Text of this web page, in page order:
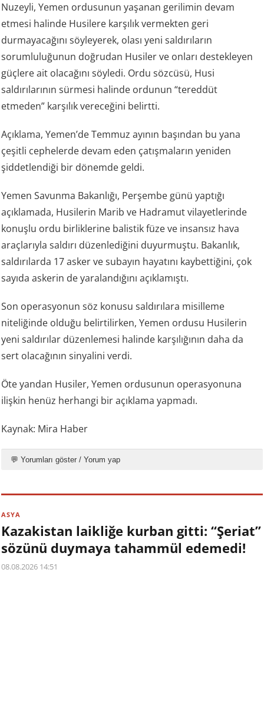
Nuzeyli, Yemen ordusunun yaşanan gerilimin devam
etmesi halinde Husilere karşılık vermekten geri
durmayacağını söyleyerek, olası yeni saldırıların
sorumluluğunun doğrudan Husiler ve onları destekleyen
güçlere ait olacağını söyledi. Ordu sözcüsü, Husi
saldırılarının sürmesi halinde ordunun “tereddüt
etmeden” karşılık vereceğini belirtti.
Açıklama, Yemen’de Temmuz ayının başından bu yana
çeşitli cephelerde devam eden çatışmaların yeniden
şiddetlendiği bir dönemde geldi.
Yemen Savunma Bakanlığı, Perşembe günü yaptığı
açıklamada, Husilerin Marib ve Hadramut vilayetlerinde
konuşlu ordu birliklerine balistik füze ve insansız hava
araçlarıyla saldırı düzenlediğini duyurmuştu. Bakanlık,
saldırılarda 17 asker ve subayın hayatını kaybettiğini, çok
sayıda askerin de yaralandığını açıklamıştı.
Son operasyonun söz konusu saldırılara misilleme
niteliğinde olduğu belirtilirken, Yemen ordusu Husilerin
yeni saldırılar düzenlemesi halinde karşılığının daha da
sert olacağının sinyalini verdi.
Öte yandan Husiler, Yemen ordusunun operasyonuna
ilişkin henüz herhangi bir açıklama yapmadı.
Kaynak: Mira Haber
💬 Yorumları göster / Yorum yap
ASYA
Kazakistan laikliğe kurban gitti: “Şeriat”
sözünü duymaya tahammül edemedi!
08.08.2026 14:51